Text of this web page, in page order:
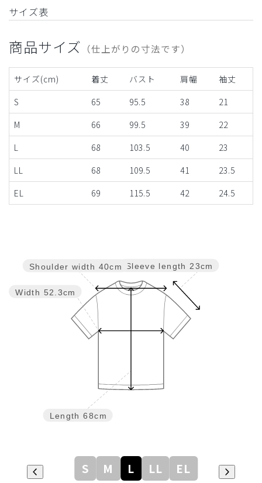
サイズ表
商品サイズ （仕上がりの寸法です）
サイズ(cm) 着丈 バスト 肩幅
袖丈
S
65 95.5 38
21
M
66 99.5 39
22
L
68 103.5 40
23
LL
68 109.5 41
23.5
EL
69 115.5 42 24.5
Sleeve length 23cm
Length 68cm
Width 52.3cm
Shoulder width 40cm
S M L LL EL